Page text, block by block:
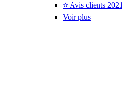
⭐ Avis clients 2021
Voir plus